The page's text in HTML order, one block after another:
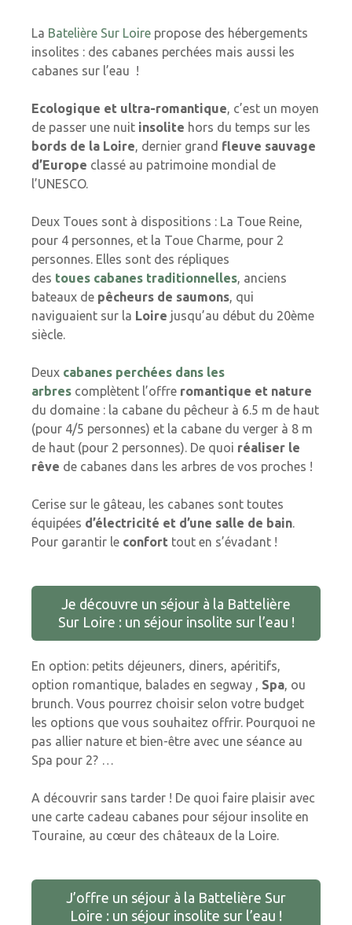
La Batelière Sur Loire propose des hébergements
insolites : des cabanes perchées mais aussi les
cabanes sur l’eau !
Ecologique et ultra-romantique, c’est un moyen
de passer une nuit insolite hors du temps sur les
bords de la Loire, dernier grand fleuve sauvage
d’Europe classé au patrimoine mondial de
l’UNESCO.
Deux Toues sont à dispositions : La Toue Reine,
pour 4 personnes, et la Toue Charme, pour 2
personnes. Elles sont des répliques
des toues cabanes traditionnelles, anciens
bateaux de pêcheurs de saumons, qui
naviguaient sur la Loire jusqu’au début du 20ème
siècle.
Deux cabanes perchées dans les
arbres complètent l’offre romantique et nature
du domaine : la cabane du pêcheur à 6.5 m de haut
(pour 4/5 personnes) et la cabane du verger à 8 m
de haut (pour 2 personnes). De quoi réaliser le
rêve de cabanes dans les arbres de vos proches !
Cerise sur le gâteau, les cabanes sont toutes
équipées d’électricité et d’une salle de bain.
Pour garantir le confort tout en s’évadant !
Je découvre un séjour à la Battelière
Sur Loire : un séjour insolite sur l’eau !
En option: petits déjeuners, diners, apéritifs,
option romantique, balades en segway , Spa, ou
brunch. Vous pourrez choisir selon votre budget
les options que vous souhaitez offrir. Pourquoi ne
pas allier nature et bien-être avec une séance au
Spa pour 2? …
A découvrir sans tarder ! De quoi faire plaisir avec
une carte cadeau cabanes pour séjour insolite en
Touraine, au cœur des châteaux de la Loire.
J’offre un séjour à la Battelière Sur
Loire : un séjour insolite sur l’eau !